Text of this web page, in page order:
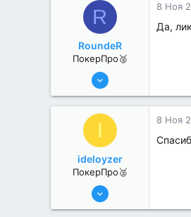
R
RoundeR
ПокерПро🥈
6 Июн 2022
2
8 Ноя
Да,
I
ideloyzer
ПокерПро🥈
6 Июн 2022
8 Ноя